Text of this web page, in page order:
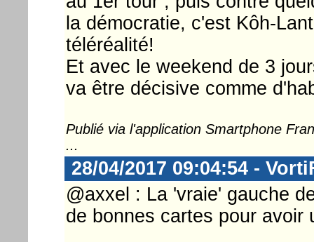
la démocratie, c'est Kôh-
téléréalité!
Et avec le weekend de 3
va être décisive comme
Publié via l'application Smartphone
...
28/04/2017 09:04:54 -
@axxel : La 'vraie' gauche
de bonnes cartes pour avoir